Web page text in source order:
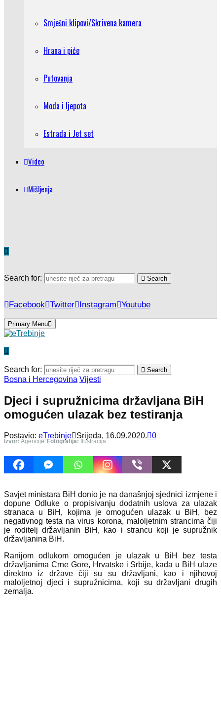
Smješni klipovi/Skrivena kamera
Hrana i piće
Putovanja
Moda i ljepota
Estrada i Jet set
Video
Mišljenja
Search for: Search
Facebook Twitter Instagram Youtube
Primary Menu
Search for: Search
Bosna i Hercegovina Vijesti
Djeci i supružnicima državljana BiH
omogućen ulazak bez testiranja
Postavio: eTrebinje Srijeda, 16.09.2020. 0
Izvor: Agencije Fotografija: Ilustracija
Savjet ministara BiH donio je na današnjoj sjednici izmjene i
dopune Odluke o propisivanju dodatnih uslova za ulazak
stranaca u BiH, kojima je omogućen ulazak u BiH, bez
negativnog testa na virus korona, maloljetnim strancima čiji
je roditelj državljanin BiH, kao i strancu koji je supružnik
državljanina BiH.
Ranijom odlukom omogućen je ulazak u BiH bez testa
državljanima Crne Gore, Hrvatske i Srbije, kada u BiH ulaze
direktno iz države čiji su su državljani, kao i njihovoj
maloljetnoj djeci i supružnicima, koji su državljani drugih
zemalja.